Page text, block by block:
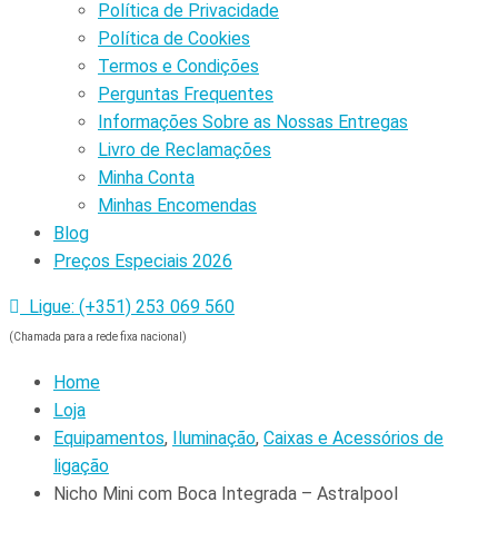
Política de Privacidade
Política de Cookies
Termos e Condições
Perguntas Frequentes
Informações Sobre as Nossas Entregas
Livro de Reclamações
Minha Conta
Minhas Encomendas
Blog
Preços Especiais 2026
Ligue: (+351) 253 069 560
(Chamada para a rede fixa nacional)
Home
Loja
Equipamentos, Iluminação, Caixas e Acessórios de
ligação
Nicho Mini com Boca Integrada – Astralpool